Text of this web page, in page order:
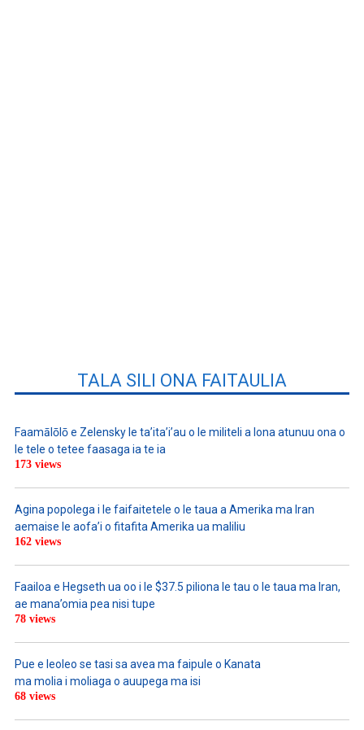
TALA SILI ONA FAITAULIA
Faamālōlō e Zelensky le ta’ita’i’au o le militeli a lona atunuu ona o
le tele o tetee faasaga ia te ia
173 views
Agina popolega i le faifaitetele o le taua a Amerika ma Iran
aemaise le aofa’i o fitafita Amerika ua maliliu
162 views
Faailoa e Hegseth ua oo i le $37.5 piliona le tau o le taua ma Iran,
ae mana’omia pea nisi tupe
78 views
Pue e leoleo se tasi sa avea ma faipule o Kanata
ma molia i moliaga o auupega ma isi
68 views